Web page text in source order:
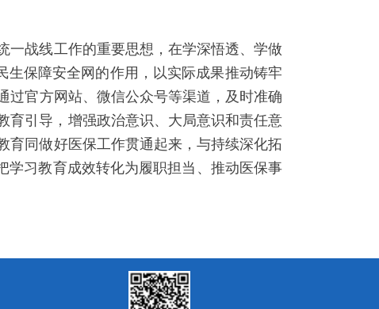
一战线工作的重要思想，在学深悟透、学做
生保障安全网的作用，以实际成果推动铸牢
过官方网站、微信公众号等渠道，及时准确
育引导，增强政治意识、大局意识和责任意
育同做好医保工作贯通起来，与持续深化拓
学习教育成效转化为履职担当、推动医保事